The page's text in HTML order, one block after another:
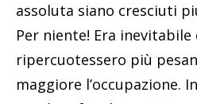
assoluta siano cresciuti
Per niente! Era
ripercuotessero più
maggiore l’occupazione.